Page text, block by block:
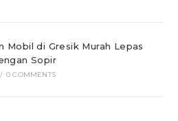
Mobil di Gresik Murah Lepas
Sopir
/ 0 COMMENTS